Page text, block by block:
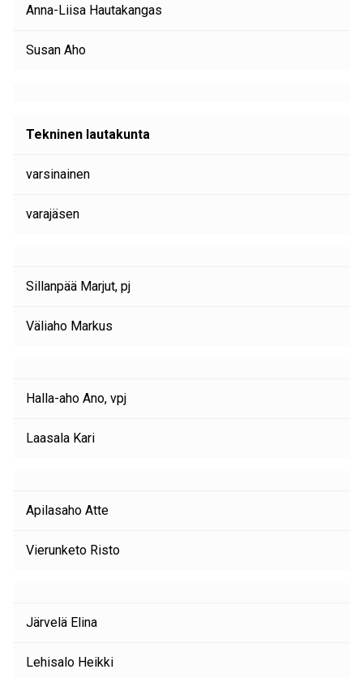
Anna-Liisa Hautakangas
Susan Aho
Tekninen lautakunta
varsinainen
varajäsen
Sillanpää Marjut, pj
Väliaho Markus
Halla-aho Ano, vpj
Laasala Kari
Apilasaho Atte
Vierunketo Risto
Järvelä Elina
Lehisalo Heikki